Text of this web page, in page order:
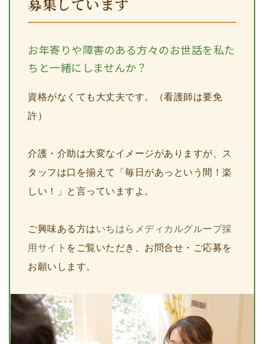
お年寄りや障害のある方々のお世話を私た
ちと一緒にしませんか？
資格がなくても大丈夫です。（看護師は要免
許）
介護・介助は大変なイメージがありますが、ス
タッフは口を揃えて「毎日があっという間！楽
しい！」と言っていますよ。
ご興味ある方はいちはらメディカルグループ採
用サイト をご覧いただき、お問合せ・ご応募を
お願いします。